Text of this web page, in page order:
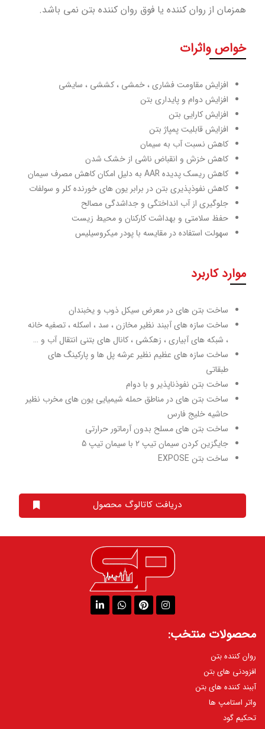
همزمان از روان کننده یا فوق روان کننده بتن نمی باشد.
خواص واثرات
افزایش مقاومت فشاری ، خمشی ، کششی ، سایشی
افزایش دوام و پایداری بتن
افزایش کارایی بتن
افزایش قابلیت پمپاژ بتن
کاهش نسبت آب به سیمان
کاهش خزش و انقباض ناشی از خشک شدن
کاهش ریسک پدیده AAR به دلیل امکان کاهش مصرف سیمان
کاهش نفوذپذیری بتن در برابر یون های خورنده کلر و سولفات
جلوگیری از آب انداختگی و جداشدگی مصالح
حفظ سلامتی و بهداشت کارکنان و محیط زیست
سهولت استفاده در مقایسه با پودر میکروسیلیس
موارد کاربرد
ساخت بتن های در معرض سیکل ذوب و یخبندان
ساخت سازه های آببند نظیر مخازن ، سد ، اسکله ، تصفیه خانه
، شبکه های آبیاری ، زهکشی ، کانال های بتنی انتقال آب و …
ساخت سازه های عظیم نظیر عرشه پل ها و پارکینگ های
طبقاتی
ساخت بتن نفوذناپذیر و با دوام
ساخت بتن های در مناطق حمله شیمیایی یون های مخرب نظیر
حاشیه خلیج فارس
ساخت بتن های مسلح بدون آرماتور حرارتی
جایگزین کردن سیمان تیپ 2 با سیمان تیپ 5
ساخت بتن EXPOSE
دریافت کاتالوگ محصول
محصولات منتخب:
روان کننده بتن
افزودنی های بتن
آببند کننده های بتن
واتر استامپ ها
تحکیم گود